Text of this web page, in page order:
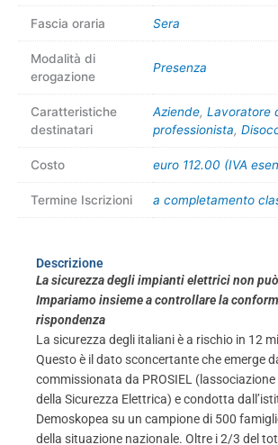
Fascia oraria Sera
Modalità di
erogazione
Presenza
Caratteristiche
destinatari
Aziende, Lavoratore
professionista,
Costo euro 112.00 (IVA
Termine Iscrizioni a completamento
Descrizione
La sicurezza degli impianti elettrici non
Impariamo insieme a controllare la
rispondenza
La sicurezza degli italiani è a rischio in 12
Questo è il dato sconcertante che emerge
commissionata da PROSIEL
della Sicurezza Elettrica) e condotta
Demoskopea su un campione di 500
della situazione nazionale. Oltre i 2/3 del